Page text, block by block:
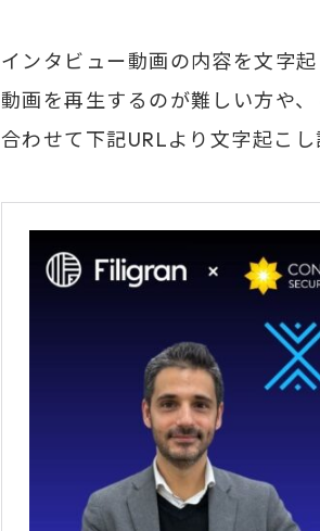
インタビュー動画の内容を文字
動画を再生するのが難しい方や
合わせて下記URLより文字起こし